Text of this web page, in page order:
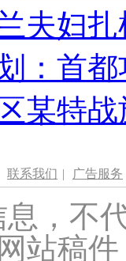
夫妇
：首
某特
联系我们 | 广告服务
，不
站稿